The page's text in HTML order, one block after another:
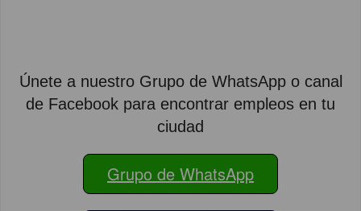
Únete a nuestro Grupo de WhatsApp o canal
de Facebook para encontrar empleos en tu
ciudad
Grupo de WhatsApp